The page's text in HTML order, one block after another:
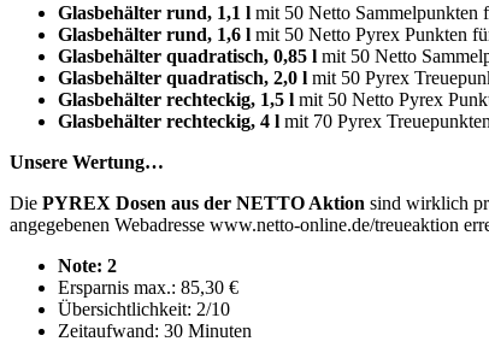
Glasbehälter rund, 1,1 l mit 50 Netto Sammelpunkten
Glasbehälter rund, 1,6 l mit 50 Netto Pyrex Punkten
Glasbehälter quadratisch, 0,85 l mit 50 Netto
Glasbehälter quadratisch, 2,0 l mit 50 Pyrex
Glasbehälter rechteckig, 1,5 l mit 50 Netto Pyrex
Glasbehälter rechteckig, 4 l mit 70 Pyrex
Unsere Wertung…
Die PYREX Dosen aus der NETTO Aktion sind wirklich
angegebenen Webadresse www.netto-online.de/treueaktion
Note: 2
Ersparnis max.: 85,30 €
Übersichtlichkeit: 2/10
Zeitaufwand: 30 Minuten